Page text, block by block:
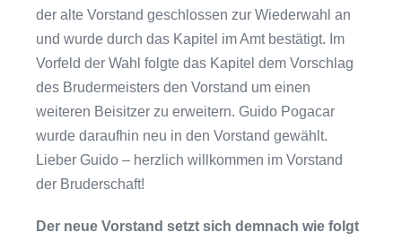
der alte Vorstand geschlossen zur Wiederwahl an
und wurde durch das Kapitel im Amt bestätigt. Im
Vorfeld der Wahl folgte das Kapitel dem Vorschlag
des Brudermeisters den Vorstand um einen
weiteren Beisitzer zu erweitern. Guido Pogacar
wurde daraufhin neu in den Vorstand gewählt.
Lieber Guido – herzlich willkommen im Vorstand
der Bruderschaft!
Der neue Vorstand setzt sich demnach wie folgt